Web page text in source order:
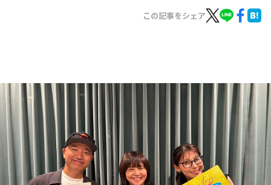
トピックス
TBS Podcast
お知らせ
イベント・グッズ
YouTube
会社情報
この記事をシェア